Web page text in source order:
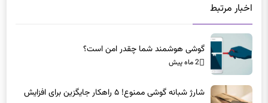
اخبار مرتبط
گوشی هوشمند شما چقدر امن است؟
2 ماه پیش
شارژ شبانه گوشی ممنوع! ۵ راهکار جایگزین برای افزایش